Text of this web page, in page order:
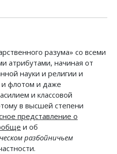
разума» со всеми
атрибутами, начиная от
науки и религии и
и флотом и даже
и классовой
в высшей степени
представление о
и об
разбойничьем